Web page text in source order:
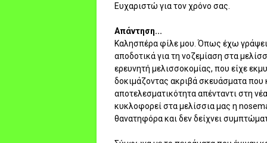
Ευχαριστώ για τον χρόνο σας.
Απάντηση...
Καλησπέρα φίλε μου. Όπως έχω γράψει
αποδοτικά για τη νοζεμίαση στα
ερευνητή μελισσοκομίας, που είχε
δοκιμάζοντας ακριβά σκευάσματα που
αποτελεσματικότητα απένταντι στη
κυκλοφορεί στα μελίσσια μας η
θανατηφόρα και δεν δείχνει